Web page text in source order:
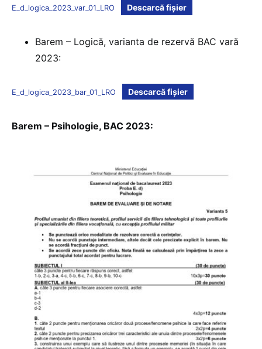
E_d_logica_2023_var_01_LRO Descarcă fișier
Barem – Logică, varianta de rezervă BAC vară
2023:
E_d_logica_2023_bar_01_LRO Descarcă fișier
Barem – Psihologie, BAC 2023: